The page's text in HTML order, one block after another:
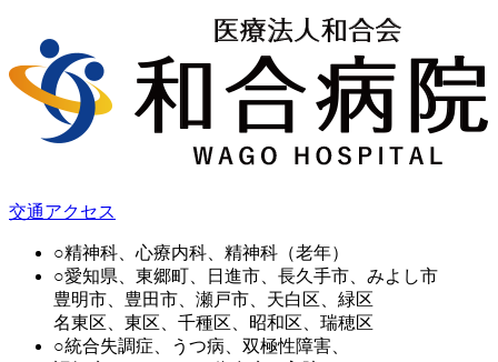
交通アクセス
○精神科、心療内科、精神科（老年）
○愛知県、東郷町、日進市、長久手市、みよし市
豊明市、豊田市、瀬戸市、天白区、緑区
名東区、東区、千種区、昭和区、瑞穂区
○統合失調症、うつ病、双極性障害、